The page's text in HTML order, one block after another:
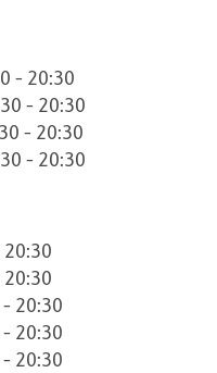
- 20:30
- 20:30
- 20:30
- 20:30
20:30
20:30
20:30